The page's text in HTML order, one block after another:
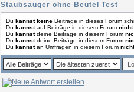
Staubsauger ohne Beutel Test
Du kannst keine Beiträge in dieses Forum
Du kannstauf Beiträge in diesem Forum nicht
Du kannstdeine Beiträge in diesem Forum
Du kannstdeine Beiträge in diesem Forum
Du kannstan Umfragen in diesem Forum nicht